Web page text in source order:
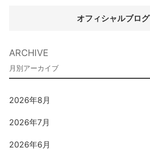
オフィシャルブログ
ARCHIVE
2026年8月
2026年7月
2026年6月